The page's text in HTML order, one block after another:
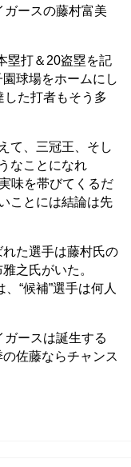
ースの藤村富美
塁打＆20盗塁を記
球場をホームにし
た打者もそう多
て、三冠王、そし
なことになれ
味を帯びてくるだ
ことには結論は先
た選手は藤村氏の
之氏がいた。
“候補”選手は何人
ースは誕生する
佐藤ならチャンス